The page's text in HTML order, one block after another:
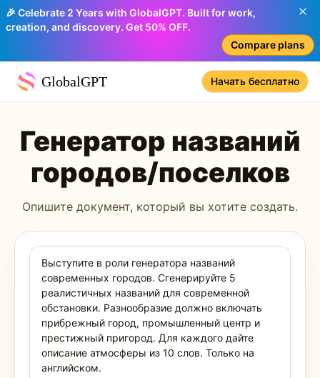
🎉 Celebrate 2 Years with GlobalGPT. Built for work,
creation, and discovery. Get 50% OFF.
Compare plans
GlobalGPT Начать бесплатно
Генератор названий
городов/поселков
Опишите документ, который вы хотите создать.